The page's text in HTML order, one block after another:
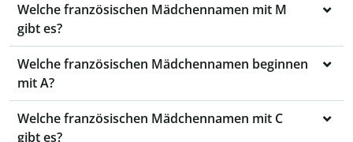
Welche französischen Mädchennamen mit M
gibt es?
Welche französischen Mädchennamen beginnen
mit A?
Welche französischen Mädchennamen mit C
gibt es?